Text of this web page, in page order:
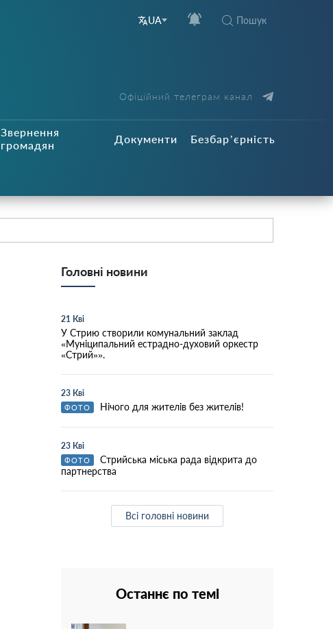
UA Пошук
Офіційний телеграм канал
Звернення
громадян
Документи Безбар’єрність
Головні новини
21 Кві
У Стрию створили комунальний заклад
«Муніципальний естрадно-духовий оркестр
«Стрий»».
23 Кві
ФОТО Нічого для жителів без жителів!
23 Кві
ФОТО
Стрийська міська рада відкрита до
партнерства
Всі головні новини
Останнє по темі